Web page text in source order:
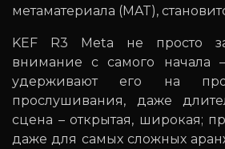
метаматериала (MAT),
KEF R3 Meta не просто
внимание с самого начала
удерживают его на
прослушивания, даже
сцена – открытая, широкая;
даже для самых сложных